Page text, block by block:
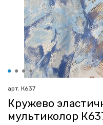
арт. К637
Кружево
мультиколор